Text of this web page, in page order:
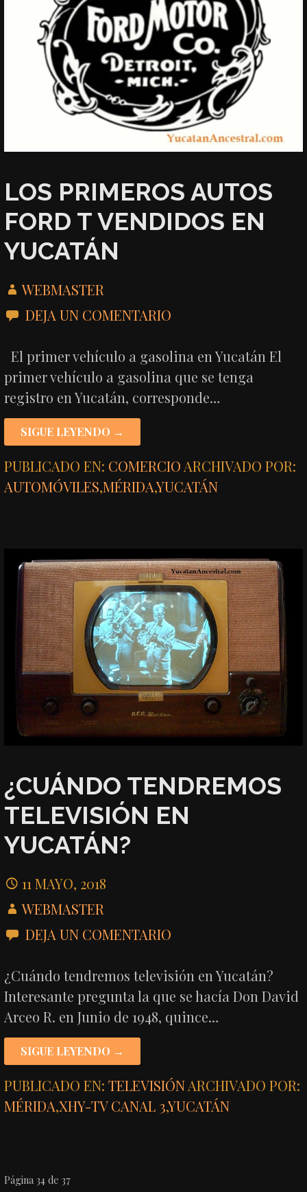
LOS PRIMEROS AUTOS
FORD T VENDIDOS EN
YUCATÁN
WEBMASTER
DEJA UN COMENTARIO
El primer vehículo a gasolina en Yucatán El
primer vehículo a gasolina que se tenga
registro en Yucatán, corresponde…
SIGUE LEYENDO →
PUBLICADO EN: COMERCIO ARCHIVADO POR:
AUTOMÓVILES,MÉRIDA,YUCATÁN
¿CUÁNDO TENDREMOS
TELEVISIÓN EN
YUCATÁN?
11 MAYO, 2018
WEBMASTER
DEJA UN COMENTARIO
¿Cuándo tendremos televisión en Yucatán?
Interesante pregunta la que se hacía Don David
Arceo R. en Junio de 1948, quince…
SIGUE LEYENDO →
PUBLICADO EN:TELEVISIÓNARCHIVADO POR:
MÉRIDA,XHY-TV CANAL 3,YUCATÁN
NAVEGACIÓN
Página 34 de 37